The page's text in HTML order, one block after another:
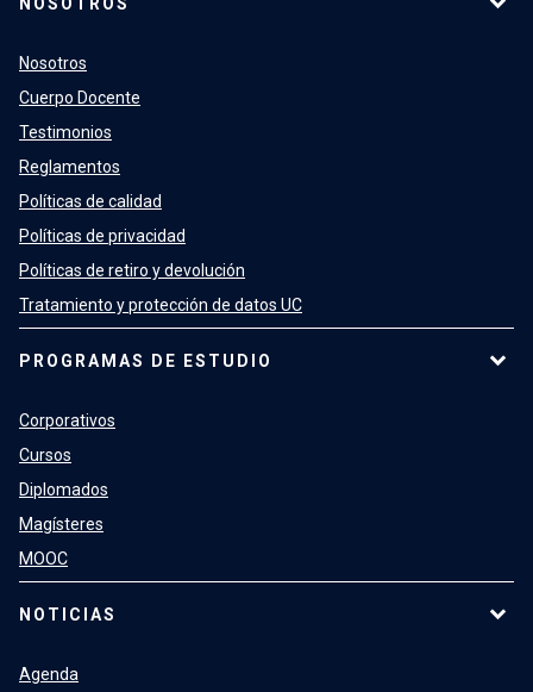
Nosotros
Cuerpo Docente
Testimonios
Reglamentos
Políticas de calidad
Políticas de privacidad
Políticas de retiro y devolución
Tratamiento y protección de datos UC
PROGRAMAS DE ESTUDIO
Corporativos
Cursos
Diplomados
Magísteres
MOOC
NOTICIAS
Agenda